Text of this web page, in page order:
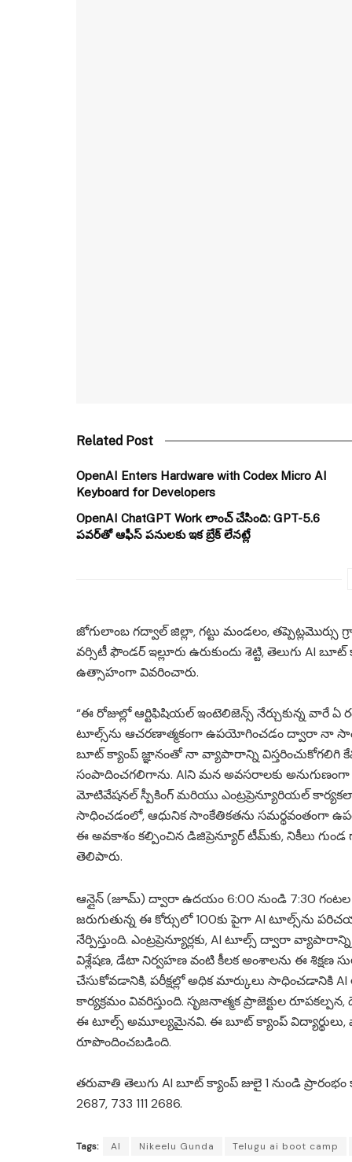
Related Post
OpenAI Enters Hardware with Codex Micro AI
Keyboard for Developers
OpenAI ChatGPT Work లాంచ్ చేసింది: GPT-5.6
పవర్‌తో ఆఫీస్ పనులకు ఇక బ్రేక్ లేనట్లే
జోగులాంబ గద్వాల్ జిల్లా, గట్టు మండలం,
వర్సిటీ ఫౌండర్ ఇల్లూరు ఉరుకుందు శెట్టి, తెలుగు AI
ఉత్సాహంగా వివరించారు.
“ఈ రోజుల్లో ఆర్టిఫిషియల్ ఇంటెలిజెన్స్ నేర్చుకున్న వారే ఏ
టూల్స్‌ను ఆచరణాత్మకంగా ఉపయోగించడం ద్వారా నా
బూట్ క్యాంప్ జ్ఞానంతో నా వ్యాపారాన్ని విస్తరించుకోగలిగి
సంపాదించగలిగాను. AIని మన అవసరాలకు
మోటివేషనల్ స్పీకింగ్ మరియు ఎంట్రప్రెన్యూరియల్
సాధించడంలో, ఆధునిక సాంకేతికతను సమర్థవంతంగా
ఈ అవకాశం కల్పించిన డిజిప్రెన్యూర్ టీమ్‌కు, నికీలు
తెలిపారు.
ఆన్లైన్ (జూమ్) ద్వారా ఉదయం 6:00 నుండి 7:30 గంటల
జరుగుతున్న ఈ కోర్సులో 100కు పైగా AI టూల్స్‌ను
నేర్పిస్తుంది. ఎంట్రప్రెన్యూర్లకు, AI టూల్స్ ద్వారా
విశ్లేషణ, డేటా నిర్వహణ వంటి కీలక అంశాలను ఈ శిక్షణ
చేసుకోవడానికి, పరీక్షల్లో అధిక మార్కులు
కార్యక్రమం వివరిస్తుంది. సృజనాత్మక ప్రాజెక్టుల
ఈ టూల్స్ అమూల్యమైనవి. ఈ బూట్ క్యాంప్ విద్యార్థులు,
రూపొందించబడింది.
తరువాతి తెలుగు AI బూట్ క్యాంప్ జులై 1 నుండి ప్రారంభం
2687, 733 111 2686.
Tags: AI Nikeelu Gunda Telugu ai boot camp